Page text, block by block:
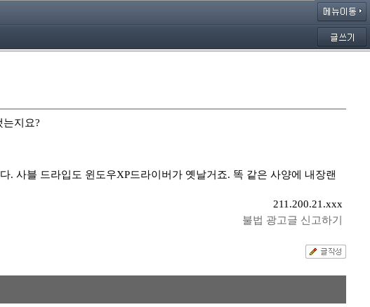
지요?
. 사블 드라입도 윈도우XP드라이버가 옛날거죠. 똑 같은 사양에 내장랜
211.200.21.xxx
불법 광고글 신고하기